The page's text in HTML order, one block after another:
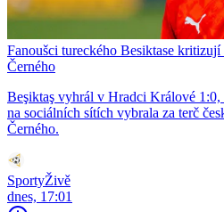
Fanoušci tureckého Besiktase kritizují
Černého
Beşiktaş vyhrál v Hradci Králové 1:0,
na sociálních sítích vybrala za terč
Černého.
SportyŽivě
dnes, 17:01